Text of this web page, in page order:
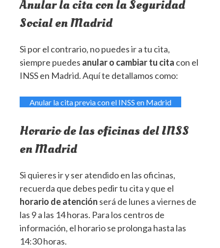
Anular la cita con la Seguridad
Social en Madrid
Si por el contrario, no puedes ir a tu cita,
siempre puedes anular o cambiar tu cita con el
INSS en Madrid. Aquí te detallamos como:
Anular la cita previa con el INSS en Madrid
Horario de las oficinas del INSS
en Madrid
Si quieres ir y ser atendido en las oficinas,
recuerda que debes pedir tu cita y que el
horario de atención será de lunes a viernes de
las 9 a las 14 horas. Para los centros de
información, el horario se prolonga hasta las
14:30 horas.